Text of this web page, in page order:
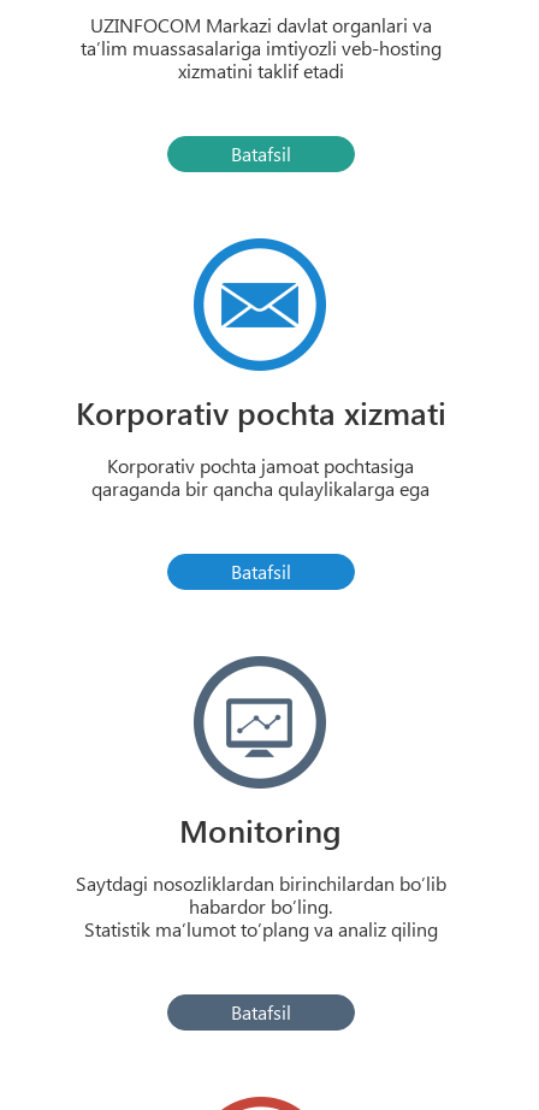
UZINFOCOM Markazi davlat organlari va
ta’lim muassasalariga imtiyozli veb-hosting
xizmatini taklif etadi
Batafsil
Korporativ pochta xizmati
Korporativ pochta jamoat pochtasiga
qaraganda bir qancha qulaylikalarga ega
Batafsil
Monitoring
Saytdagi nosozliklardan birinchilardan bo’lib
habardor bo’ling.
Statistik ma’lumot to’plang va analiz qiling
Batafsil